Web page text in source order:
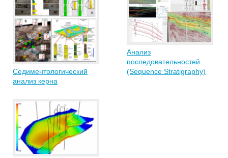
Седиментологический
анализ керна
Анализ
последовательностей
(Sequence Stratigraphy)